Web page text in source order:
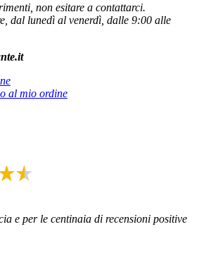
non esitare a contattarci.
dal lunedì al venerdì, dalle 9:00 alle
al mio ordine
e per le centinaia di recensioni positive